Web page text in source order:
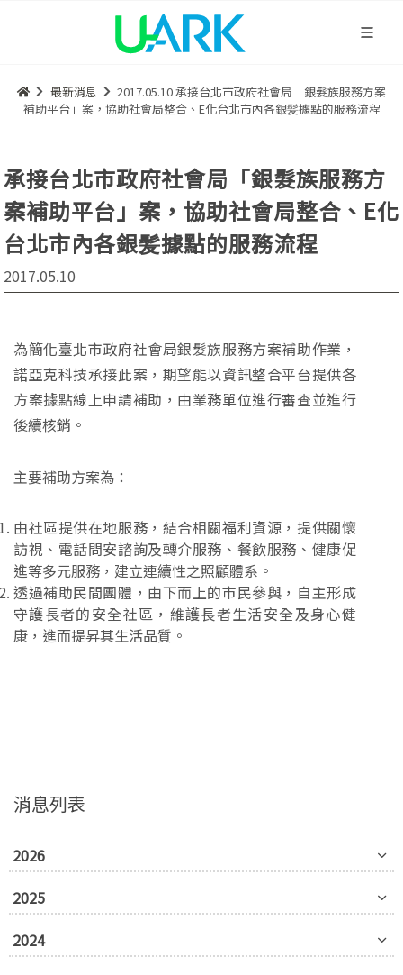
最新消息
2017.05.10 承接台北市政府社會局「銀髮族服務方案
補助平台」案，協助社會局整合、E化台北市內各銀髪據點的服務流程
承接台北市政府社會局「銀髮族服務方
案補助平台」案，協助社會局整合、E化
台北市內各銀髪據點的服務流程
2017.05.10
為簡化臺北市政府社會局銀髮族服務方案補助作業，
諾亞克科技承接此案，期望能以資訊整合平台提供各
方案據點線上申請補助，由業務單位進行審查並進行
後續核銷。
主要補助方案為：
由社區提供在地服務，結合相關福利資源，提供關懷
訪視、電話問安諮詢及轉介服務、餐飲服務、健康促
進等多元服務，建立連續性之照顧體系。
透過補助民間團體，由下而上的市民參與，自主形成
守護長者的安全社區，維護長者生活安全及身心健
康，進而提昇其生活品質。
消息列表
2026
2025
2024